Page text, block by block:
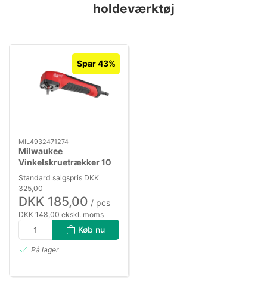
holdeværktøj
Spar 43%
MIL4932471274
Milwaukee
Vinkelskruetrækker 10
SHW Bits
Standard salgspris DKK
325,00
DKK 185,00 / pcs
DKK 148,00 ekskl. moms
Køb nu
På lager